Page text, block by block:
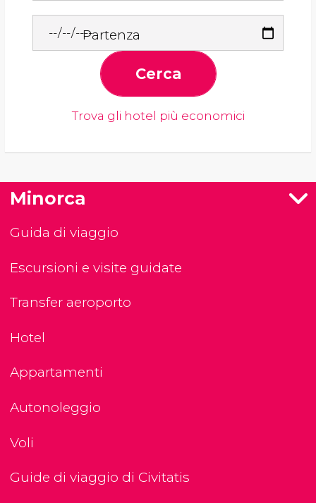
Partenza
Cerca
Trova gli hotel più economici
Minorca
Guida di viaggio
Escursioni e visite guidate
Transfer aeroporto
Hotel
Appartamenti
Autonoleggio
Voli
Guide di viaggio di Civitatis